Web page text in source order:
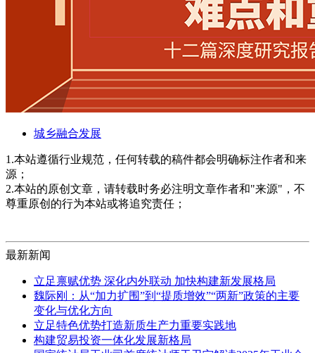
城乡融合发展
1.本站遵循行业规范，任何转载的稿件都会明确标注作者和来
源；
2.本站的原创文章，请转载时务必注明文章作者和"来源"，不
尊重原创的行为本站或将追究责任；
最新新闻
立足禀赋优势 深化内外联动 加快构建新发展格局
魏际刚：从“加力扩围”到“提质增效”“两新”政策的主要
变化与优化方向
立足特色优势打造新质生产力重要实践地
构建贸易投资一体化发展新格局